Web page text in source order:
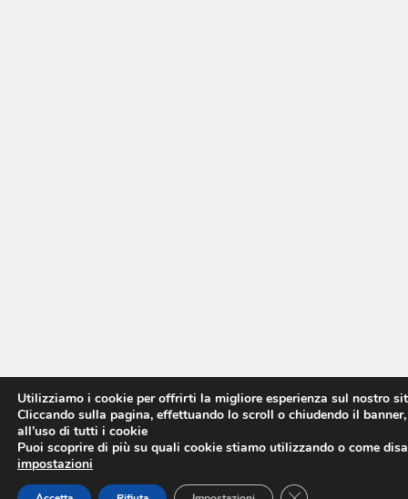
Utilizziamo i cookie per offrirti la migliore esperienza sul nostro
Cliccando sulla pagina, effettuando lo scroll o chiudendo il
all’uso di tutti i cookie
Puoi scoprire di più su quali cookie stiamo utilizzando o come
impostazioni
CLOSE GDPR